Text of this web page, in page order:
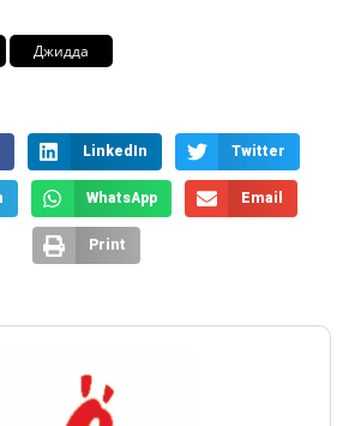
Джидда
LinkedIn Twitter
WhatsApp Email
Print